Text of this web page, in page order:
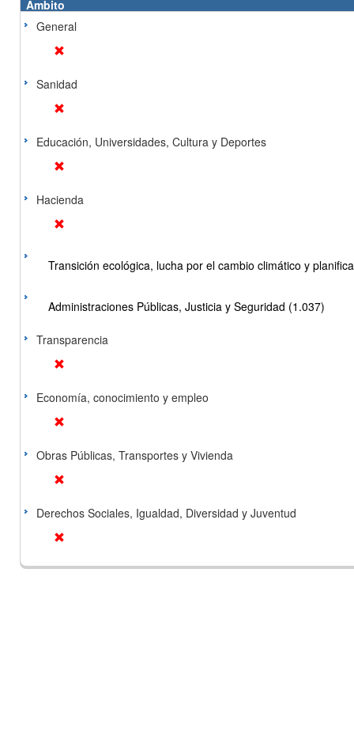
Ámbito
General
Sanidad
Educación, Universidades, Cultura y Deportes
Hacienda
Transición ecológica, lucha por el cambio climático y
Administraciones Públicas, Justicia y Seguridad (1.037)
Transparencia
Economía, conocimiento y empleo
Obras Públicas, Transportes y Vivienda
Derechos Sociales, Igualdad, Diversidad y Juventud